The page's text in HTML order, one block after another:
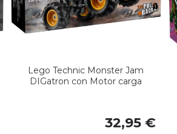
Lego Technic Monster Jam
DIGatron con Motor carga
32,95 €